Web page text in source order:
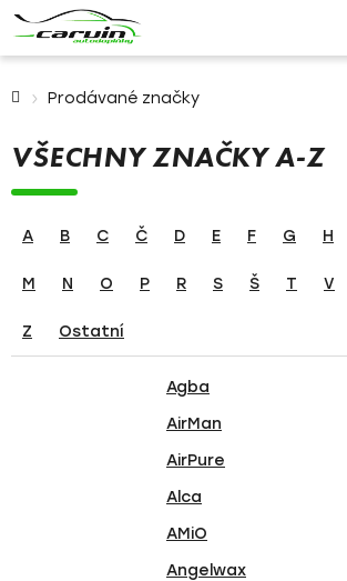
Prodávané značky
VŠECHNY ZNAČKY A-Z
A B C Č D E F G H
M N O P R S Š T V
Z Ostatní
Agba
AirMan
AirPure
Alca
AMiO
Angelwax